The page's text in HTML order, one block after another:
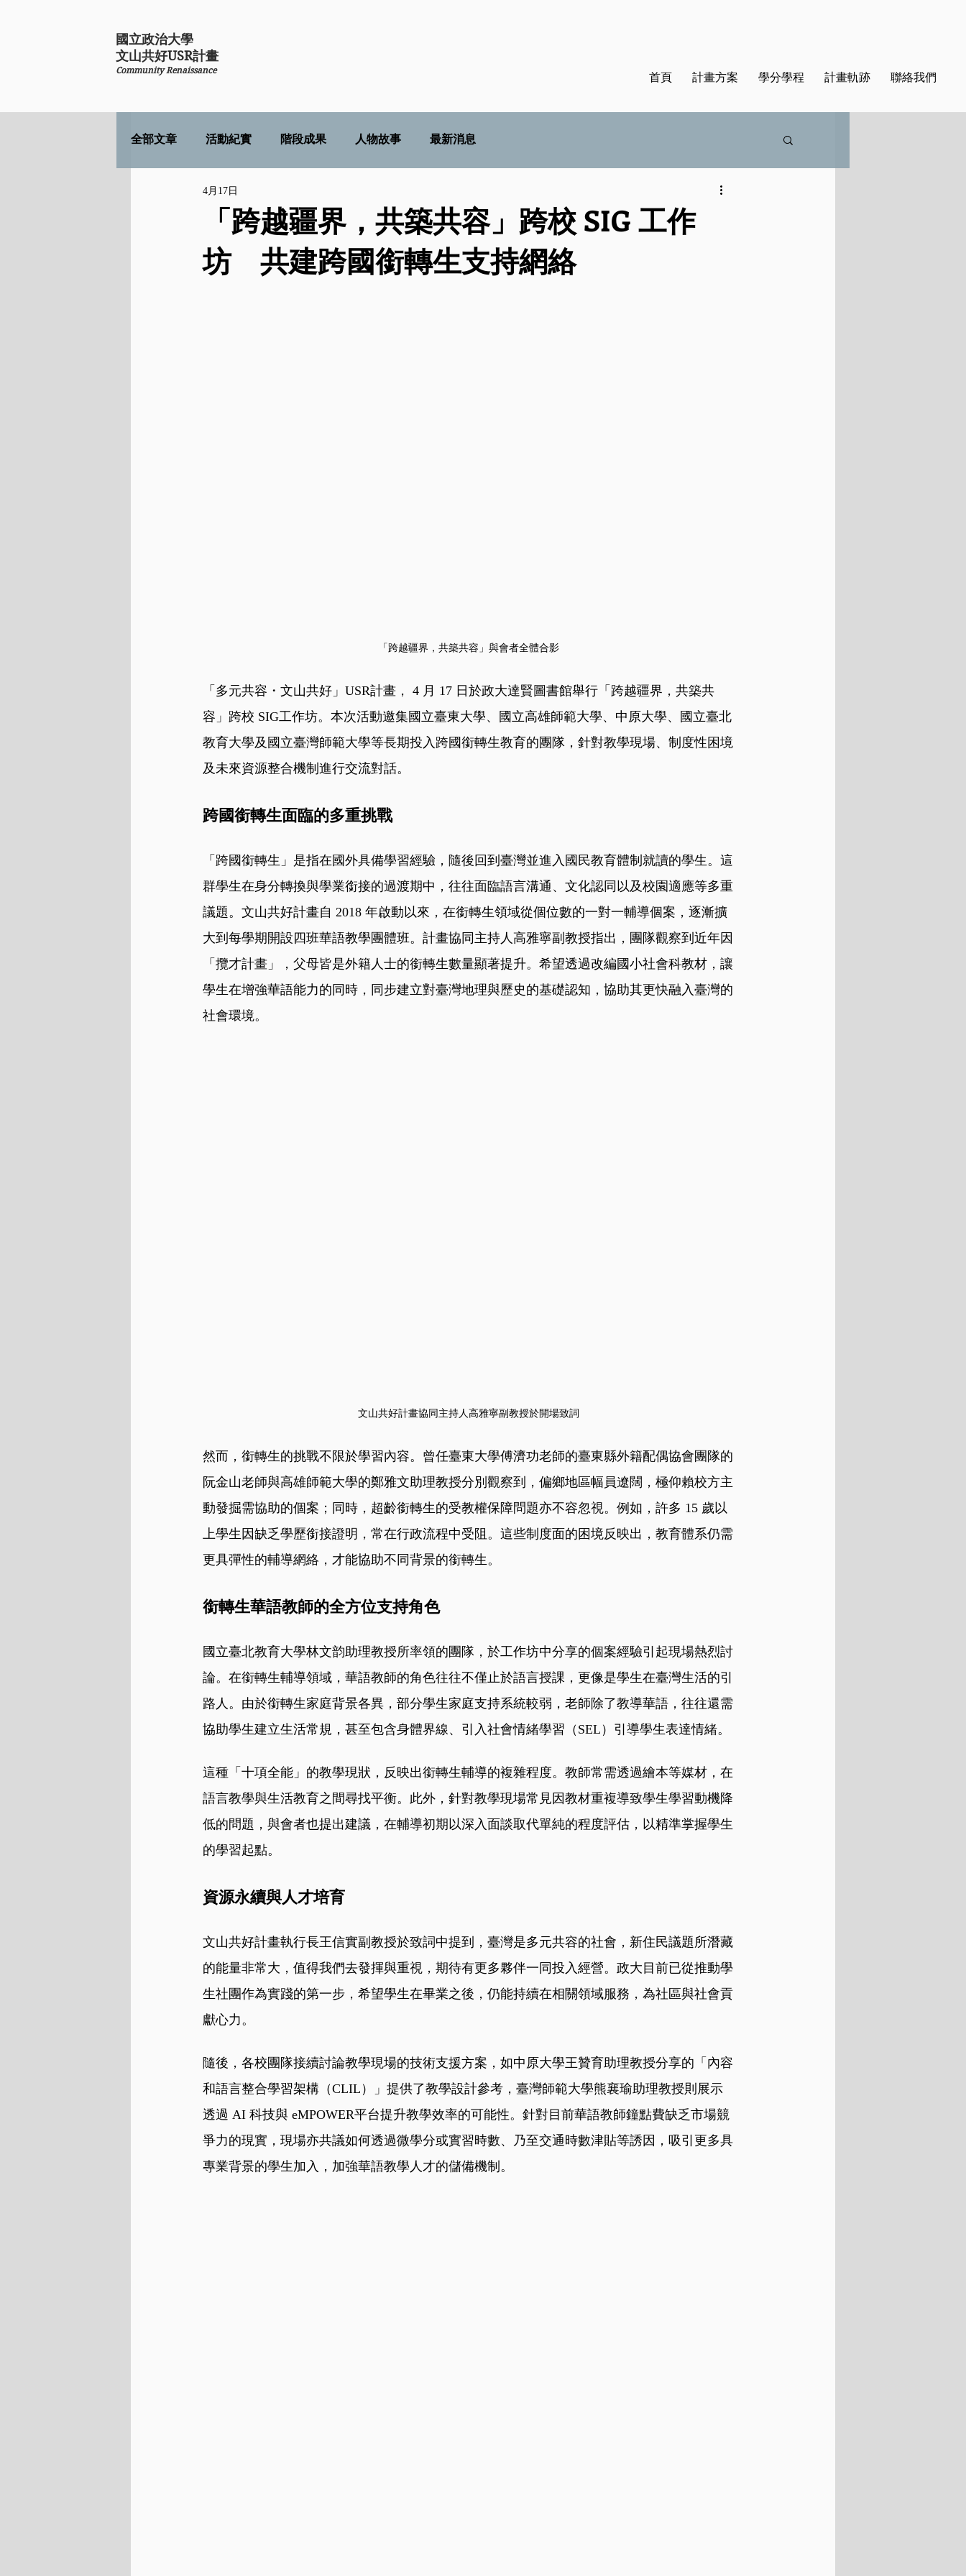
國立政治大學
​文山共好USR計畫
Community Renaissance
首頁 計畫方案 學分學程 計畫軌跡 聯絡我們
全部文章 活動紀實 階段成果 人物故事 最新消息
「跨越疆界，共築共容」跨校 SIG 工作
坊 共建跨國銜轉生支持網絡
4月17日
「跨越疆界，共築共容」與會者全體合影
「多元共容・文山共好」USR計畫， 4 月 17 日於政大達賢圖書館舉行「跨越疆界，共築共
容」跨校 SIG工作坊。本次活動邀集國立臺東大學、國立高雄師範大學、中原大學、國立臺北
教育大學及國立臺灣師範大學等長期投入跨國銜轉生教育的團隊，針對教學現場、制度性困境
及未來資源整合機制進行交流對話。
跨國銜轉生面臨的多重挑戰
「跨國銜轉生」是指在國外具備學習經驗，隨後回到臺灣並進入國民教育體制就讀的學生。這
群學生在身分轉換與學業銜接的過渡期中，往往面臨語言溝通、文化認同以及校園適應等多重
議題。文山共好計畫自 2018 年啟動以來，在銜轉生領域從個位數的一對一輔導個案，逐漸擴
大到每學期開設四班華語教學團體班。計畫協同主持人高雅寧副教授指出，團隊觀察到近年因
「攬才計畫」，父母皆是外籍人士的銜轉生數量顯著提升。希望透過改編國小社會科教材，讓
學生在增強華語能力的同時，同步建立對臺灣地理與歷史的基礎認知，協助其更快融入臺灣的
社會環境。
文山共好計畫協同主持人高雅寧副教授於開場致詞
然而，銜轉生的挑戰不限於學習內容。曾任臺東大學傅濟功老師的臺東縣外籍配偶協會團隊的
阮金山老師與高雄師範大學的鄭雅文助理教授分別觀察到，偏鄉地區幅員遼闊，極仰賴校方主
動發掘需協助的個案；同時，超齡銜轉生的受教權保障問題亦不容忽視。例如，許多 15 歲以
上學生因缺乏學歷銜接證明，常在行政流程中受阻。這些制度面的困境反映出，教育體系仍需
更具彈性的輔導網絡，才能協助不同背景的銜轉生。
銜轉生華語教師的全方位支持角色
國立臺北教育大學林文韵助理教授所率領的團隊，於工作坊中分享的個案經驗引起現場熱烈討
論。在銜轉生輔導領域，華語教師的角色往往不僅止於語言授課，更像是學生在臺灣生活的引
路人。由於銜轉生家庭背景各異，部分學生家庭支持系統較弱，老師除了教導華語，往往還需
協助學生建立生活常規，甚至包含身體界線、引入社會情緒學習（SEL）引導學生表達情緒。
這種「十項全能」的教學現狀，反映出銜轉生輔導的複雜程度。教師常需透過繪本等媒材，在
語言教學與生活教育之間尋找平衡。此外，針對教學現場常見因教材重複導致學生學習動機降
低的問題，與會者也提出建議，在輔導初期以深入面談取代單純的程度評估，以精準掌握學生
的學習起點。
資源永續與人才培育
文山共好計畫執行長王信實副教授於致詞中提到，臺灣是多元共容的社會，新住民議題所潛藏
的能量非常大，值得我們去發揮與重視，期待有更多夥伴一同投入經營。政大目前已從推動學
生社團作為實踐的第一步，希望學生在畢業之後，仍能持續在相關領域服務，為社區與社會貢
獻心力。
隨後，各校團隊接續討論教學現場的技術支援方案，如中原大學王贊育助理教授分享的「內容
和語言整合學習架構（CLIL）」提供了教學設計參考，臺灣師範大學熊襄瑜助理教授則展示
透過 AI 科技與 eMPOWER平台提升教學效率的可能性。針對目前華語教師鐘點費缺乏市場競
爭力的現實，現場亦共議如何透過微學分或實習時數、乃至交通時數津貼等誘因，吸引更多具
專業背景的學生加入，加強華語教學人才的儲備機制。